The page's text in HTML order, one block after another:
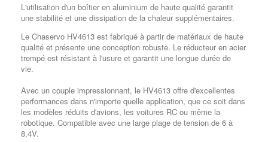
L'utilisation d'un boîtier en aluminium de haute qualité garantit
une stabilité et une dissipation de la chaleur supplémentaires.
Le Chaservo HV4613 est fabriqué à partir de matériaux de haute
qualité et présente une conception robuste. Le réducteur en acier
trempé est résistant à l'usure et garantit une longue durée de
vie.
Avec un couple impressionnant, le HV4613 offre d'excellentes
performances dans n'importe quelle application, que ce soit dans
les modèles réduits d'avions, les voitures RC ou même la
robotique. Compatible avec une large plage de tension de 6 à
8,4V.